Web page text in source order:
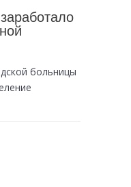
больницы